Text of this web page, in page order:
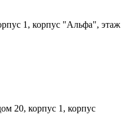
1, корпус "Альфа", этаж
20, корпус 1, корпус